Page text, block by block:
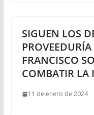
SIGUEN LOS
FRANCISCO
COMBATIR LA
11 de enero de 2024